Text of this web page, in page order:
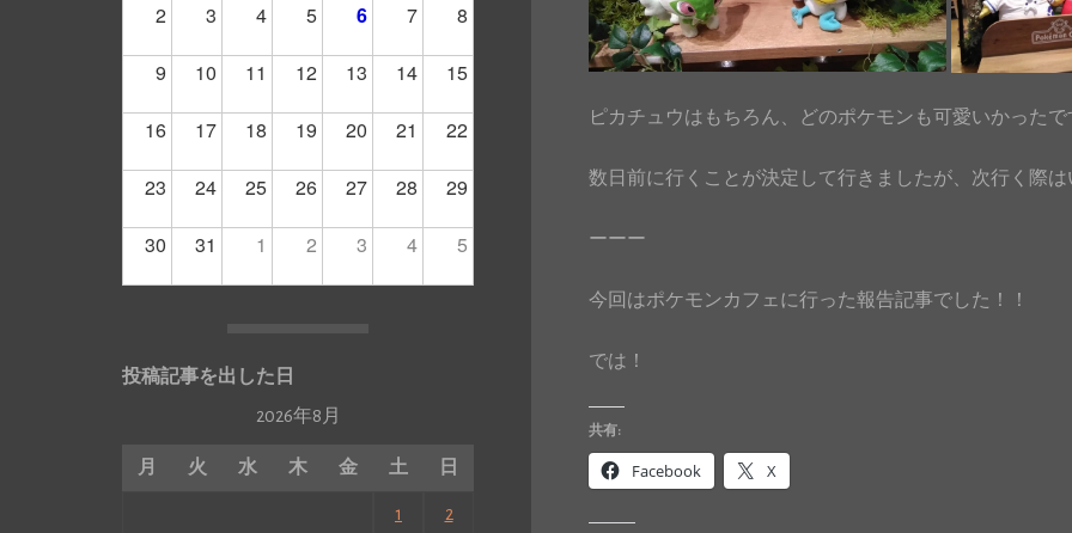
2 3 4 5 6 7 8
9 10 11 12 13 14 15
16 17 18 19 20 21 22
23 24 25 26 27 28 29
30 31 1 2 3 4 5
投稿記事を出した日
2026年8月
月 火 水 木 金 土 日
1 2
ピカチュウはもちろん、どのポケモンも可愛いかったで
数日前に行くことが決定して行きましたが、次行く際
ーーー
今回はポケモンカフェに行った報告記事でした！！
では！
共有:
Facebook X